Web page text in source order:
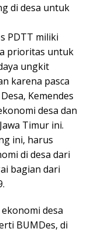
di desa untuk
PDTT miliki
prioritas untuk
ungkit
karena pasca
Kemendes
desa dan
Timur ini.
ini, harus
di desa dari
bagian dari
desa
BUMDes, di